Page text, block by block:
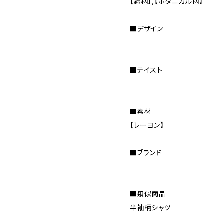
■デザイン
■テイスト
■素材
【レーヨン】
■ブランド
■類似商品
半袖柄シャツ